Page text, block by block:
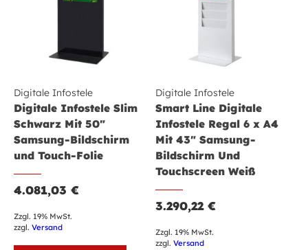
Digitale Infostele
Digitale Infostele Slim
Schwarz Mit 50″
Samsung-Bildschirm
und Touch-Folie
4.081,03€
Zzgl. 19% MwSt.
zzgl.Versand
Digitale Infostele
Smart Line Digitale
Infostele Regal 6 x A4
Mit 43″ Samsung-
Bildschirm Und
Touchscreen Weiß
3.290,22 €
Zzgl. 19% MwSt.
zzgl. Versand